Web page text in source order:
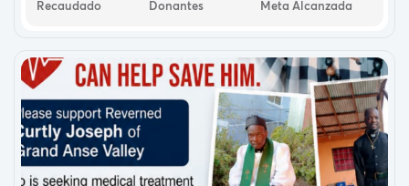
Recaudado
Donantes
Meta Alcanzada